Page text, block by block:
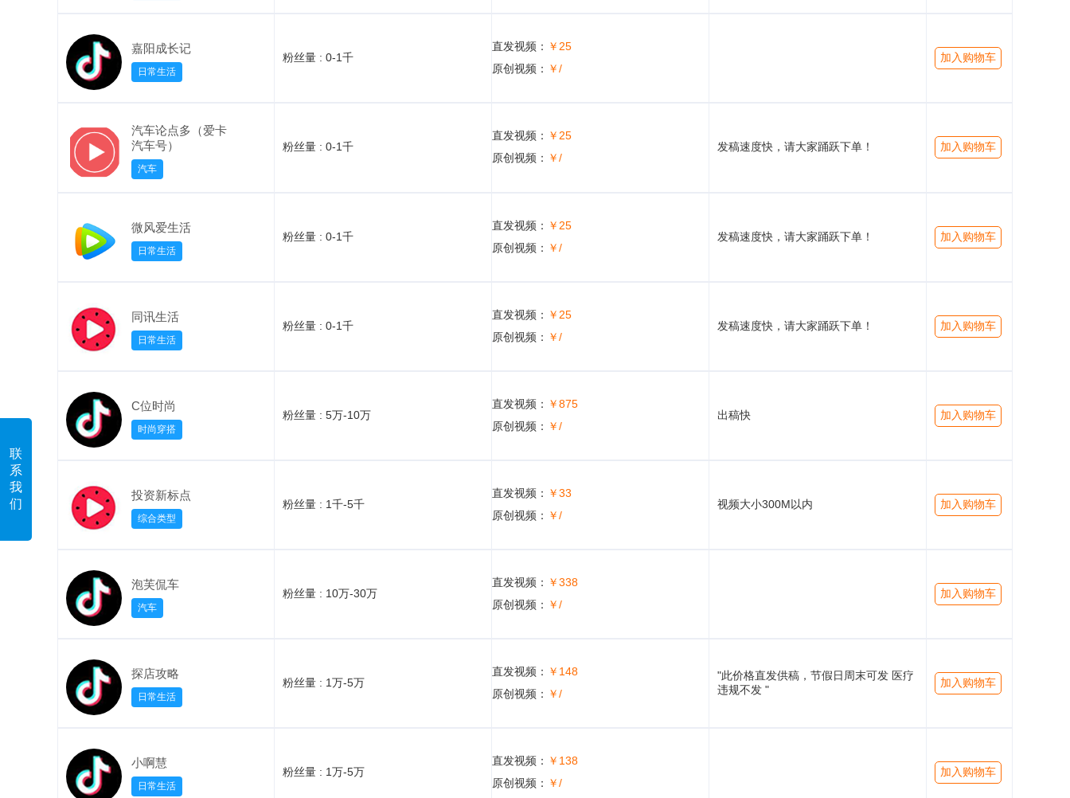
联
系
我
们
嘉阳成长记
日常生活
粉丝量 : 0-1千
直发视频： ￥25
原创视频： ￥/
加入购物车
汽车论点多（爱卡
汽车号）
汽车
粉丝量 : 0-1千
直发视频： ￥25
原创视频： ￥/
发稿速度快，请大家踊跃下单！ 加入购物车
微风爱生活
日常生活
粉丝量 : 0-1千
直发视频： ￥25
原创视频： ￥/
发稿速度快，请大家踊跃下单！ 加入购物车
同讯生活
日常生活
粉丝量 : 0-1千
直发视频： ￥25
原创视频： ￥/
发稿速度快，请大家踊跃下单！ 加入购物车
C位时尚
时尚穿搭
粉丝量 : 5万-10万
直发视频： ￥875
原创视频： ￥/
出稿快 加入购物车
投资新标点
综合类型
粉丝量 : 1千-5千
直发视频： ￥33
原创视频： ￥/
视频大小300M以内 加入购物车
泡芙侃车
汽车
粉丝量 : 10万-30万
直发视频： ￥338
原创视频： ￥/
加入购物车
探店攻略
日常生活
粉丝量 : 1万-5万
直发视频： ￥148
原创视频： ￥/
"此价格直发供稿，节假日周末可发 医疗
违规不发 "
加入购物车
小啊慧
日常生活
粉丝量 : 1万-5万
直发视频： ￥138
原创视频： ￥/
加入购物车